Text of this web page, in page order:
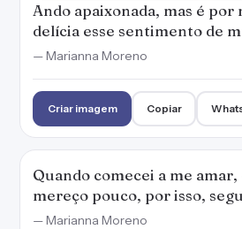
Ando apaixonada, mas é por
delícia esse sentimento de
— Marianna Moreno
Criar imagem Copiar
Quando comecei a me
mereço pouco, por isso,
— Marianna Moreno